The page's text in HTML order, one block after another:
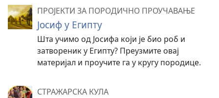
ПРОЈЕКТИ ЗА ПОРОДИЧНО ПРОУЧАВАЊЕ
Јосиф у Египту
Шта учимо од Јосифа који је био роб и
затвореник у Египту? Преузмите овај
материјал и проучите га у кругу породице.
СТРАЖАРСКА КУЛА